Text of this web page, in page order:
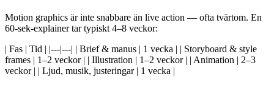
Motion graphics är inte snabbare än live action — ofta tvärtom. En
60-sek-explainer tar typiskt 4–8 veckor:
| Fas | Tid | |---|---| | Brief & manus | 1 vecka | | Storyboard & style
frames | 1–2 veckor | | Illustration | 1–2 veckor | | Animation | 2–3
veckor | | Ljud, musik, justeringar | 1 vecka |